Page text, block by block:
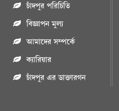
চাঁদপুর পরিচিতি
বিজ্ঞাপন মুল্য
আমাদের সম্পর্কে
ক্যারিয়ার
চাঁদপুর এর ডাক্তারগন